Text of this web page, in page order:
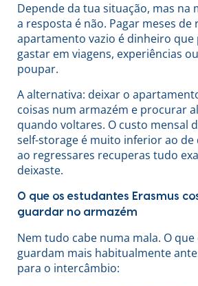
Depende da tua situação, mas na
a resposta é não. Pagar meses
apartamento vazio é dinheiro que
gastar em viagens, experiências
poupar.
A alternativa: deixar o
coisas num armazém e procurar
quando voltares. O custo mensal
self-storage é muito inferior ao
ao regressares recuperas tudo
deixaste.
O que os estudantes Erasmus
guardar no armazém
Nem tudo cabe numa mala. O
guardam mais habitualmente
para o intercâmbio: